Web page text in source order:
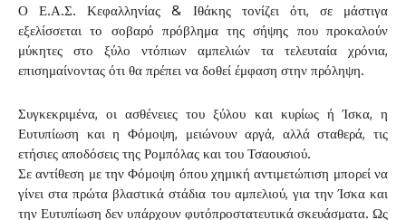
Ο Ε.Α.Σ. Κεφαλληνίας & Ιθάκης τονίζει ότι, σε μάστιγα
εξελίσσεται το σοβαρό πρόβλημα της σήψης που προκαλούν
μύκητες στο ξύλο ντόπιων αμπελιών τα τελευταία χρόνια,
επισημαίνοντας ότι θα πρέπει να δοθεί έμφαση στην πρόληψη.
Συγκεκριμένα, οι ασθένειες του ξύλου και κυρίως ή Ίσκα, η
Ευτυπίωση και η Φόμοψη, μειώνουν αργά, αλλά σταθερά, τις
ετήσιες αποδόσεις της Ρομπόλας και του Τσαουσιού.
Σε αντίθεση με την Φόμοψη όπου χημική αντιμετώπιση μπορεί να
γίνει στα πρώτα βλαστικά στάδια του αμπελιού, για την Ίσκα και
την Ευτυπίωση δεν υπάρχουν φυτόπροστατευτικά σκευάσματα. Ως